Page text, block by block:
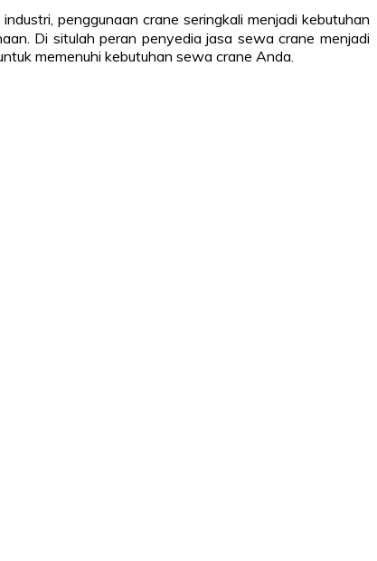
penggunaan crane seringkali menjadi kebutuhan
Di situlah peran penyedia jasa sewa crane menjadi
memenuhi kebutuhan sewa crane Anda.